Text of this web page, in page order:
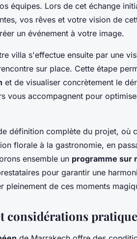
équipes. Lors de cet échange
vos rêves et votre vision de
un événement à votre image.
villa s'effectue ensuite par une
sur place. Cette étape
et de visualiser concrètement le
vous accompagnent pour
définition complète du projet, où
florale à la gastronomie, en
ensemble un programme sur
pour garantir une
pleinement de ces moments
considérations